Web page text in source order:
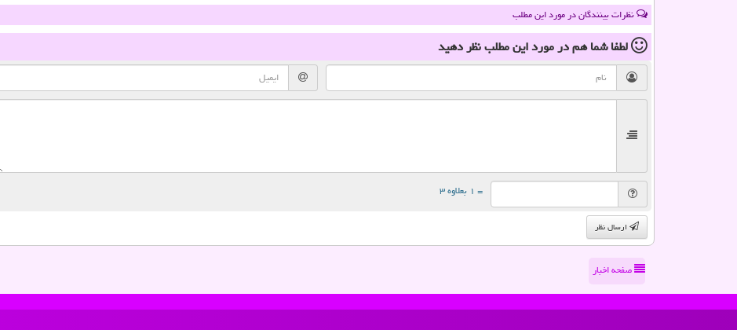
نظرات بینندگان در مورد این مطلب
لطفا شما همدر مورد این مطلبنظر دهید
= ۱ بعلاوه ۳
ارسال نظر
صفحه اخبار